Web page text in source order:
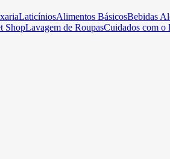
LaticíniosAlimentos BásicosBebidas
ShopLavagem de RoupasCuidados com o